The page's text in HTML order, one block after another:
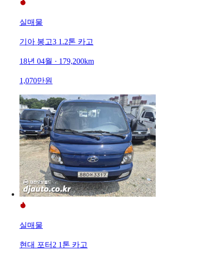
실매물
기아 봉고3 1.2톤 카고
18년 04월 · 179,200km
1,070만원
실매물
현대 포터2 1톤 카고